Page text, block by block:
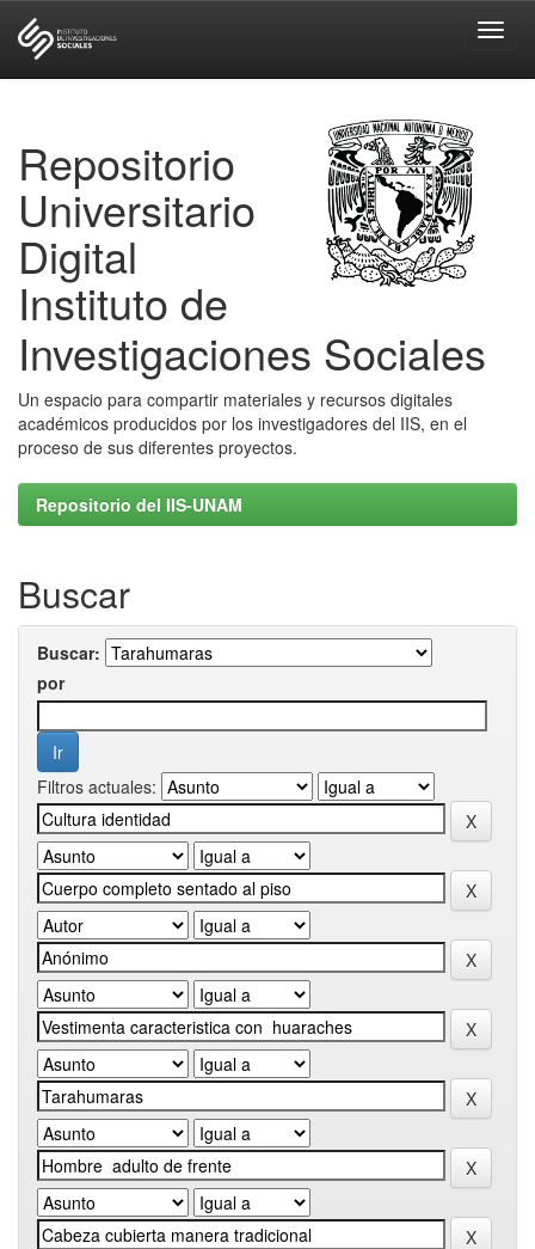
Repositorio
Universitario
Digital
Instituto de
Investigaciones Sociales
Un espacio para compartir materiales y recursos digitales
académicos producidos por los investigadores del IIS, en el
proceso de sus diferentes proyectos.
Repositorio del IIS-UNAM
Buscar
Buscar:
por
Filtros actuales: